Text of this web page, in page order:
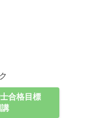
合格目標